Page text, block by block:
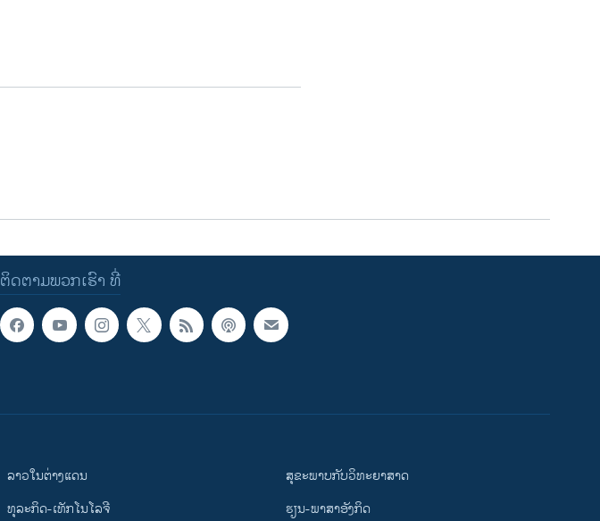
ຕິດຕາມພວກເຮົາ ທີ່
ລາວໃນຕ່າງແດນ
ທຸລະກິດ-ເທັກໂນໂລຈີ
ສຸຂະພາບກັບວິທະຍາສາດ
ຮຽນ-ພາສາອັງກິດ